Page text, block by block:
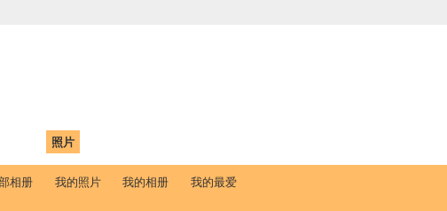
照片
相册 我的照片 我的相册 我的最爱